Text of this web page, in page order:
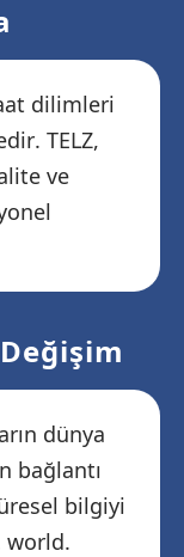
dilimleri
TELZ,
ve
dünya
bağlantı
bilgiyi
world.